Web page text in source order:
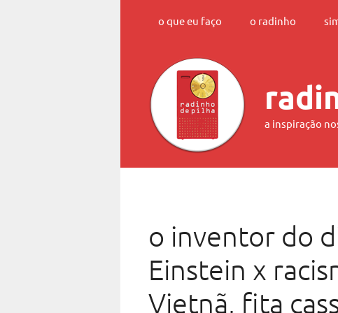
o que eu faço o radinho
a inspiração
o inventor do
Einstein x
Vietnã, fita